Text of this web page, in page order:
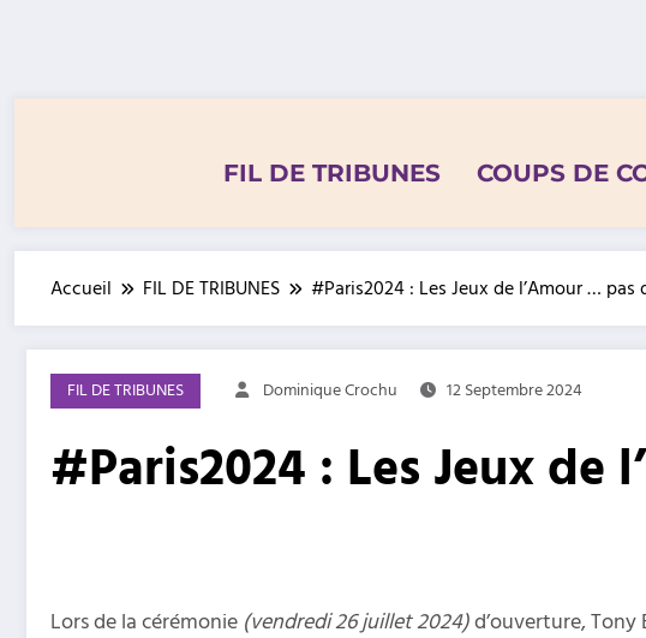
FIL DE TRIBUNES COUPS DE
Accueil FIL DE TRIBUNES #Paris2024 : Les Jeux de l’Amour … pas
FIL DE TRIBUNES Dominique Crochu 12 Septembre 2024
#Paris2024 : Les Jeux de
Lors de la cérémonie (vendredi 26 juillet 2024)d’ouverture,